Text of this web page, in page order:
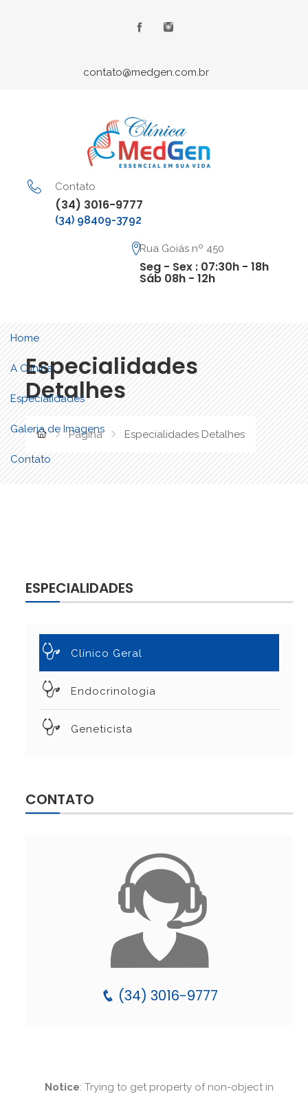
contato@medgen.com.br
Contato
(34) 3016-9777
(34) 98409-3792
Rua Goiás nº 450
Seg - Sex : 07:30h - 18h
Sáb 08h - 12h
Home
A Clínica
Especialidades
Galeria de Imagens
Contato
Especialidades
Detalhes
Página Especialidades Detalhes
ESPECIALIDADES
Clínico Geral
Endocrinologia
Geneticista
CONTATO
(34) 3016-9777
Notice: Trying to get property of non-object in